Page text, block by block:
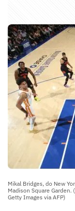
Mikal Bridges, do New
Madison Square
Getty Images via AFP)